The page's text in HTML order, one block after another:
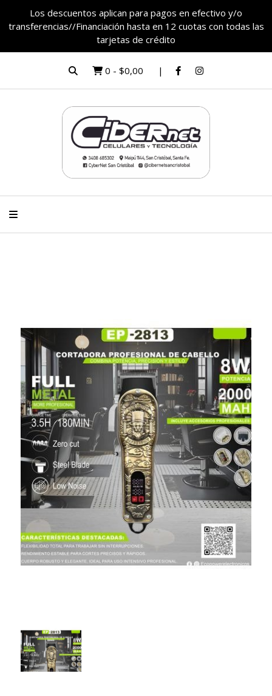
Los descuentos aplican para pagos en efectivo y/o
transferencias//Financiación hasta en 12 cuotas con todas las
tarjetas de crédito
0 - $0,00